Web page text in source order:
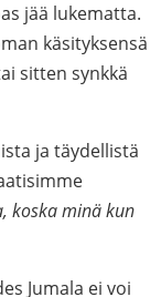
jää lukematta.
käsityksensä
sitten synkkä
ja täydellistä
koska minä kun
Jumala ei voi